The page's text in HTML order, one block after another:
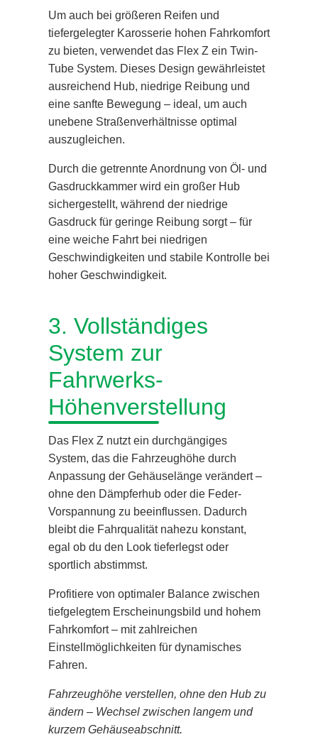
Um auch bei größeren Reifen und
tiefergelegter Karosserie hohen Fahrkomfort
zu bieten, verwendet das Flex Z ein Twin-
Tube System. Dieses Design gewährleistet
ausreichend Hub, niedrige Reibung und
eine sanfte Bewegung – ideal, um auch
unebene Straßenverhältnisse optimal
auszugleichen.
Durch die getrennte Anordnung von Öl- und
Gasdruckkammer wird ein großer Hub
sichergestellt, während der niedrige
Gasdruck für geringe Reibung sorgt – für
eine weiche Fahrt bei niedrigen
Geschwindigkeiten und stabile Kontrolle bei
hoher Geschwindigkeit.
3. Vollständiges
System zur
Fahrwerks-
Höhenverstellung
Das Flex Z nutzt ein durchgängiges
System, das die Fahrzeughöhe durch
Anpassung der Gehäuselänge verändert –
ohne den Dämpferhub oder die Feder-
Vorspannung zu beeinflussen. Dadurch
bleibt die Fahrqualität nahezu konstant,
egal ob du den Look tieferlegst oder
sportlich abstimmst.
Profitiere von optimaler Balance zwischen
tiefgelegtem Erscheinungsbild und hohem
Fahrkomfort – mit zahlreichen
Einstellmöglichkeiten für dynamisches
Fahren.
Fahrzeughöhe verstellen, ohne den Hub zu
ändern – Wechsel zwischen langem und
kurzem Gehäuseabschnitt.